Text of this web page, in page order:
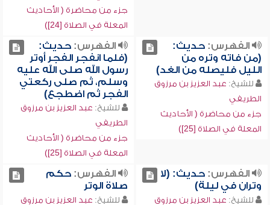
جزء من محاضرة ( الأحاديث
المعلة في الصلاة [24])
الفهرس:حديث:
(من فاته وتره من
الليل فليصله من الغد)
للشيخ: عبد العزيز بن مرزوق
الطريفي
جزء من محاضرة ( الأحاديث
المعلة في الصلاة [25])
الفهرس:حديث:
(فلما انفجر الفجر أوتر
رسول الله صلى الله عليه
وسلم، ثم صلى ركعتي
الفجر ثم اضطجع)
للشيخ: عبد العزيز بن مرزوق
الطريفي
جزء من محاضرة ( الأحاديث
المعلة في الصلاة [25])
الفهرس:حديث: (لا
وتران في ليلة)
للشيخ: عبد العزيز بن مرزوق
الفهرس:حكم
صلاة الوتر
للشيخ: عبد العزيز بن مرزوق